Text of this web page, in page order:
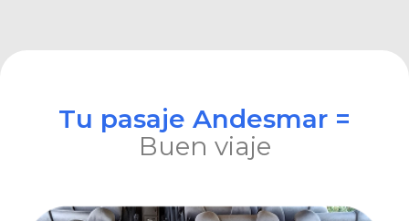
Tu pasaje Andesmar =
Buen viaje